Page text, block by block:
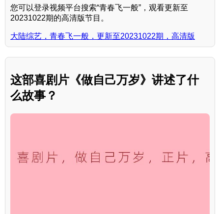
您可以登录视频平台搜索“青春飞一般”，观看更新至
20231022期的高清版节目。
大陆综艺，青春飞一般，更新至20231022期，高清版
这部喜剧片《做自己万岁》讲述了什
么故事？